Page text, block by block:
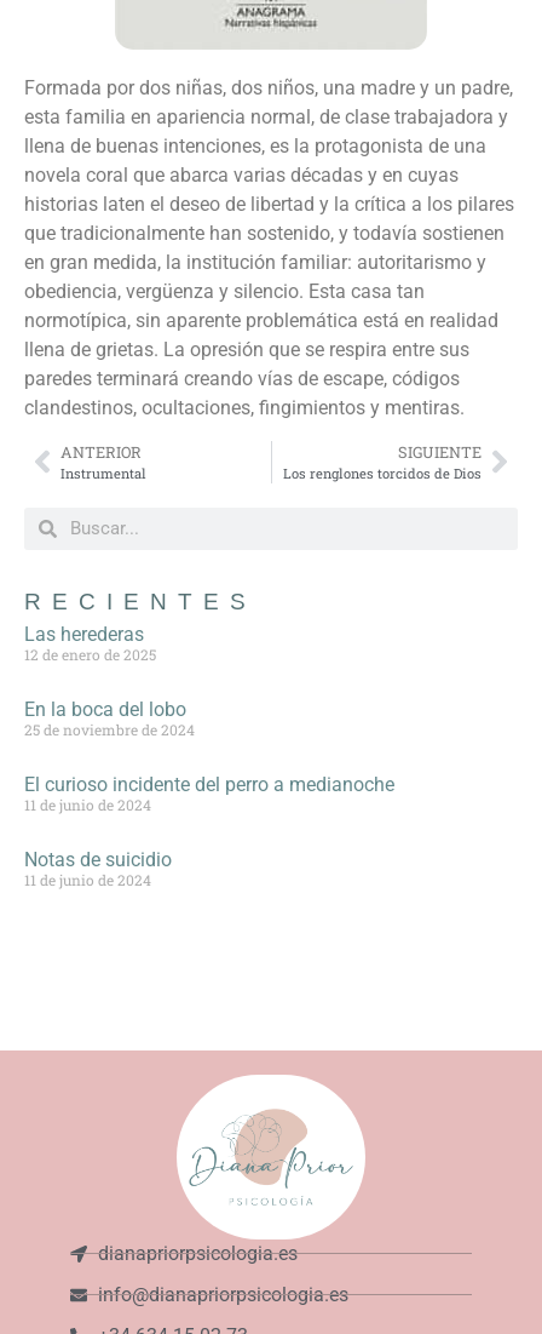
Formada por dos niñas, dos niños, una madre y un padre,
esta familia en apariencia normal, de clase trabajadora y
llena de buenas intenciones, es la protagonista de una
novela coral que abarca varias décadas y en cuyas
historias laten el deseo de libertad y la crítica a los pilares
que tradicionalmente han sostenido, y todavía sostienen
en gran medida, la institución familiar: autoritarismo y
obediencia, vergüenza y silencio. Esta casa tan
normotípica, sin aparente problemática está en realidad
llena de grietas. La opresión que se respira entre sus
paredes terminará creando vías de escape, códigos
clandestinos, ocultaciones, fingimientos y mentiras.
ANTERIOR
Instrumental
SIGUIENTE
Los renglones torcidos de Dios
RECIENTES
Las herederas
12 de enero de 2025
En la boca del lobo
25 de noviembre de 2024
El curioso incidente del perro a medianoche
11 de junio de 2024
Notas de suicidio
11 de junio de 2024
dianapriorpsicologia.es
info@dianapriorpsicologia.es